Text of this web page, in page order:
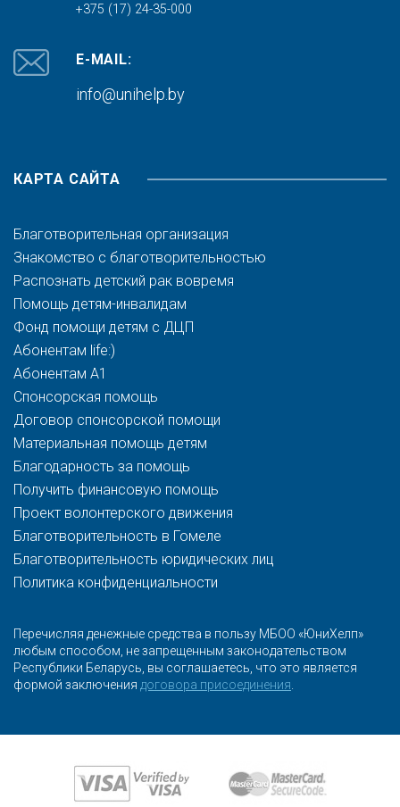
+375 (17) 24-35-000
E-MAIL:
info@unihelp.by
КАРТА САЙТА
Благотворительная организация
Знакомство с благотворительностью
Распознать детский рак вовремя
Помощь детям-инвалидам
Фонд помощи детям с ДЦП
Абонентам life:)
Абонентам A1
Спонсорская помощь
Договор спонсорской помощи
Материальная помощь детям
Благодарность за помощь
Получить финансовую помощь
Проект волонтерского движения
Благотворительность в Гомеле
Благотворительность юридических лиц
Политика конфиденциальности
Перечисляя денежные средства в пользу МБОО «ЮниХелп»
любым способом, не запрещенным законодательством
Республики Беларусь, вы соглашаетесь, что это является
формой заключения договора присоединения